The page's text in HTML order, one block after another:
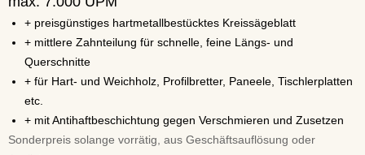
+ preisgünstiges hartmetallbestücktes Kreissägeblatt
+ mittlere Zahnteilung für schnelle, feine Längs- und
Querschnitte
+ für Hart- und Weichholz, Profilbretter, Paneele, Tischlerplatten
etc.
+ mit Antihaftbeschichtung gegen Verschmieren und Zusetzen
Sonderpreis solange vorrätig, aus Geschäftsauflösung oder